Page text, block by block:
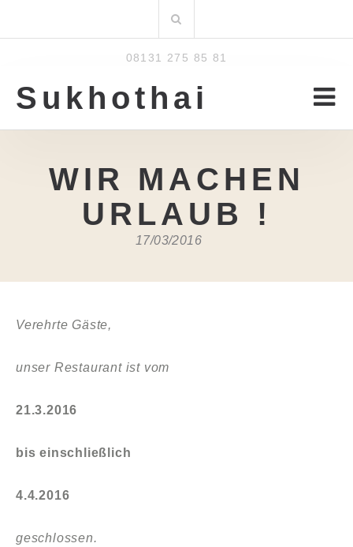
nach:
08131 275 85 81
Sukhothai
WIR MACHEN
URLAUB !
17/03/2016
Verehrte Gäste,
unser Restaurant ist vom
21.3.2016
bis einschließlich
4.4.2016
geschlossen.